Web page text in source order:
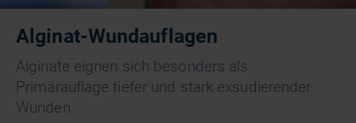
Alginat-Wundauflagen
Alginate eignen sich besonders als
Primärauflage tiefer und stark exsudierender
Wunden.